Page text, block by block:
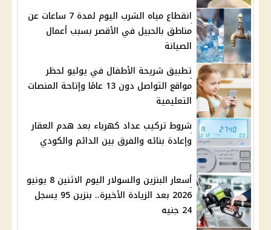
انقطاع مياه الشرب اليوم لمدة 7 ساعات عن
مناطق بالحبيل في الأقصر بسبب أعمال
الصيانة
تطبيق شريحة الأطفال في يوليو لحظر
مواقع التواصل دون 13 عامًا وإتاحة المنصات
التعليمية
شروط تركيب عداد كهرباء بعد هدم العقار
وإعادة بنائه والفرق بين الدائم والكودي
أسعار البنزين والسولار اليوم الاثنين 8 يونيو
2026 بعد الزيادة الأخيرة.. بنزين 95 يسجل
24 جنيه